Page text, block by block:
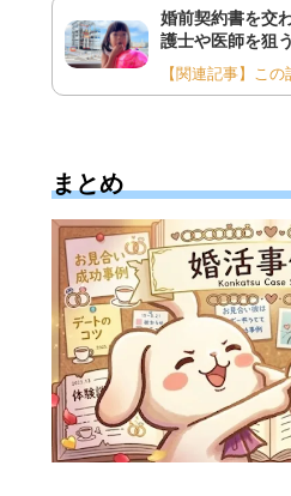
婚前契約書を交
護士や医師を狙
【関連記事】こ
まとめ